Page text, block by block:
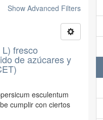
Show Advanced Filters
fresco
de azúcares y
esculentum
cumplir con ciertos